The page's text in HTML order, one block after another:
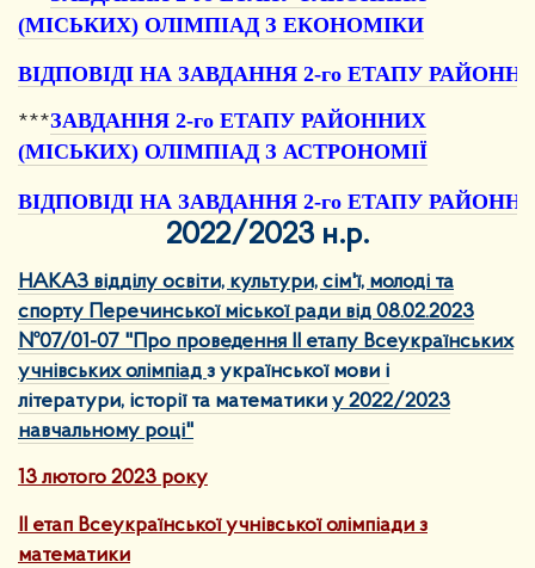
(МІСЬКИХ) ОЛІМПІАД З ЕКОНОМІКИ
ВІДПОВІДІ НА ЗАВДАННЯ 2-го ЕТАПУ
***ЗАВДАННЯ 2-го ЕТАПУ РАЙОННИХ
(МІСЬКИХ) ОЛІМПІАД З АСТРОНОМІЇ
ВІДПОВІДІ НА ЗАВДАННЯ 2-го ЕТАПУ
2022/2023 н.р.
НАКАЗ відділу освіти, культури, сім'ї, молоді та
спорту Перечинської міської ради від 08.02.2023
№07/01-07 "Про проведення ІІ етапу Всеукраїнських
учнівських олімпіад з української мови і
літератури, історії та математики у 2022/2023
навчальному році"
13 лютого 2023 року
ІІ етап Всеукраїнської учнівської олімпіади з
математики